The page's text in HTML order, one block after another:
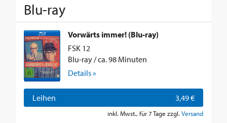
Blu-ray
Vorwärts immer! (Blu-ray)
FSK 12
Blu-ray / ca. 98 Minuten
Details »
Leihen 3,49 €
inkl. Mwst., für 7 Tage zzgl. Versand